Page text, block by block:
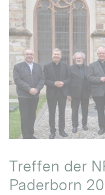
Treffen der
Paderborn